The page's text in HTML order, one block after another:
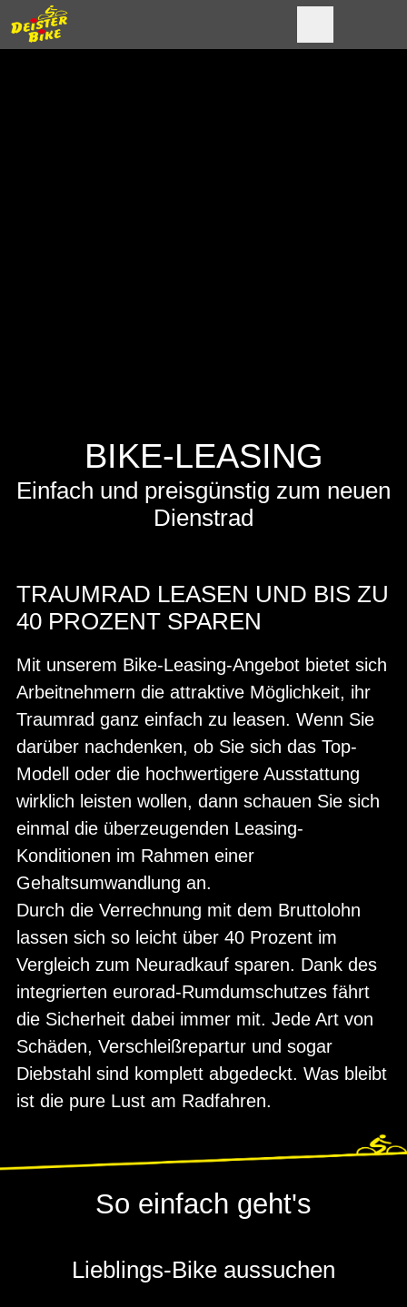
BIKE-LEASING
Einfach und preisgünstig zum neuen
Dienstrad
TRAUMRAD LEASEN UND BIS ZU
40 PROZENT SPAREN
Mit unserem Bike-Leasing-Angebot bietet sich
Arbeitnehmern die attraktive Möglichkeit, ihr
Traumrad ganz einfach zu leasen. Wenn Sie
darüber nachdenken, ob Sie sich das Top-
Modell oder die hochwertigere Ausstattung
wirklich leisten wollen, dann schauen Sie sich
einmal die überzeugenden Leasing-
Konditionen im Rahmen einer
Gehaltsumwandlung an.
Durch die Verrechnung mit dem Bruttolohn
lassen sich so leicht über 40 Prozent im
Vergleich zum Neuradkauf sparen. Dank des
integrierten eurorad-Rumdumschutzes fährt
die Sicherheit dabei immer mit. Jede Art von
Schäden, Verschleißrepartur und sogar
Diebstahl sind komplett abgedeckt. Was bleibt
ist die pure Lust am Radfahren.
So einfach geht's
Lieblings-Bike aussuchen